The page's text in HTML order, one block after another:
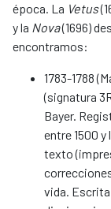
época. La Vetus
y la Nova(1696)
encontramos:
1783-1788
(signatura
Bayer.
entre 1500
texto
vida.